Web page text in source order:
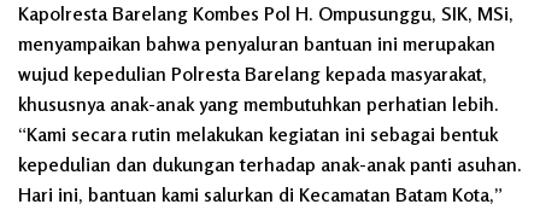
Kapolresta Barelang Kombes Pol H. Ompusunggu, SIK, MSi,
menyampaikan bahwa penyaluran bantuan ini merupakan
wujud kepedulian Polresta Barelang kepada masyarakat,
khususnya anak-anak yang membutuhkan perhatian lebih.
“Kami secara rutin melakukan kegiatan ini sebagai bentuk
kepedulian dan dukungan terhadap anak-anak panti asuhan.
Hari ini, bantuan kami salurkan di Kecamatan Batam Kota,”